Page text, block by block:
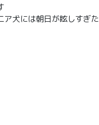
ア犬には朝日が眩しすぎた